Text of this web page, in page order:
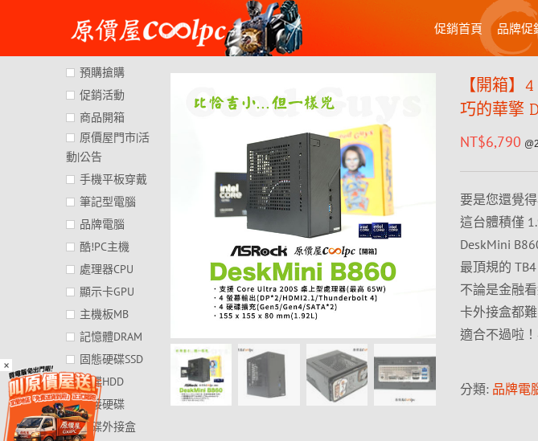
×
content
促銷首頁 品牌促
【開箱】
巧的華擎
NT$6,790
要是您還覺
這台體積僅
DeskMini
最頂規的
不論是金融
卡外接盒都
適合不過啦
分類: 品牌電
預購搶購
促銷活動
商品開箱
原價屋門市|活
動|公告
手機平板穿戴
筆記型電腦
品牌電腦
酷!PC主機
處理器CPU
顯示卡GPU
主機板MB
記憶體DRAM
固態硬碟SSD
硬碟HDD
外接硬碟
硬碟外接盒